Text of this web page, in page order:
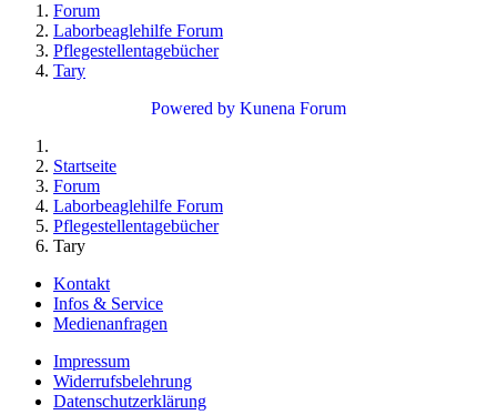
Forum
Laborbeaglehilfe Forum
Pflegestellentagebücher
Tary
Powered by Kunena Forum
Startseite
Forum
Laborbeaglehilfe Forum
Pflegestellentagebücher
Tary
Kontakt
Infos & Service
Medienanfragen
Impressum
Widerrufsbelehrung
Datenschutzerklärung